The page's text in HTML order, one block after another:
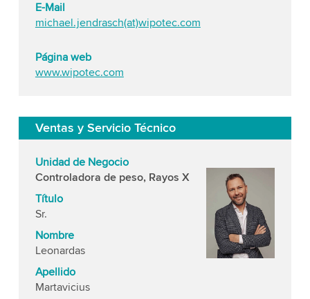
E-Mail
michael.jendrasch(at)wipotec.com
Página web
www.wipotec.com
Ventas y Servicio Técnico
Unidad de Negocio
Controladora de peso, Rayos X
Título
Sr.
Nombre
Leonardas
Apellido
Martavicius